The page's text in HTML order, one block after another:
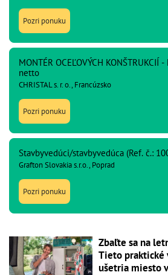
Pozri ponuku
MONTÉR OCEĽOVÝCH KONŠTRUKCIÍ
netto
CHRISTAL s. r. o., Francúzsko
Pozri ponuku
Stavbyvedúci/stavbyvedúca (Ref. č.:
Grafton Slovakia s.r.o., Poprad
Pozri ponuku
Zbaľte sa na
Tieto praktické
ušetria miesto